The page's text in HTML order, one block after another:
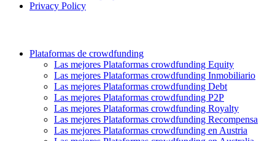
Privacy Policy
Plataformas de crowdfunding
Las mejores Plataformas crowdfunding Equity
Las mejores Plataformas crowdfunding Inmobiliario
Las mejores Plataformas crowdfunding Debt
Las mejores Plataformas crowdfunding P2P
Las mejores Plataformas crowdfunding Royalty
Las mejores Plataformas crowdfunding Recompensa
Las mejores Plataformas crowdfunding en Austria